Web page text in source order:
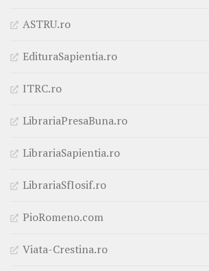
ASTRU.ro
EdituraSapientia.ro
ITRC.ro
LibrariaPresaBuna.ro
LibrariaSapientia.ro
LibrariaSfIosif.ro
PioRomeno.com
Viata-Crestina.ro